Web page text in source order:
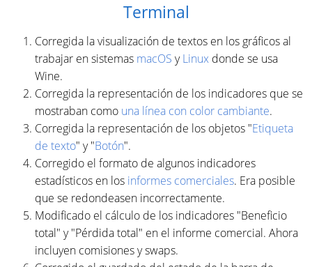
Terminal
Corregida la visualización de textos en los gráficos al
trabajar en sistemas macOS yLinux donde se usa
Wine.
Corregida la representación de los indicadores que se
mostraban como una línea con color cambiante.
Corregida la representación de los objetos "Etiqueta
de texto" y "Botón".
Corregido el formato de algunos indicadores
estadísticos en los informes comerciales. Era posible
que se redondeasen incorrectamente.
Modificado el cálculo de los indicadores "Beneficio
total" y "Pérdida total" en el informe comercial. Ahora
incluyen comisiones y swaps.